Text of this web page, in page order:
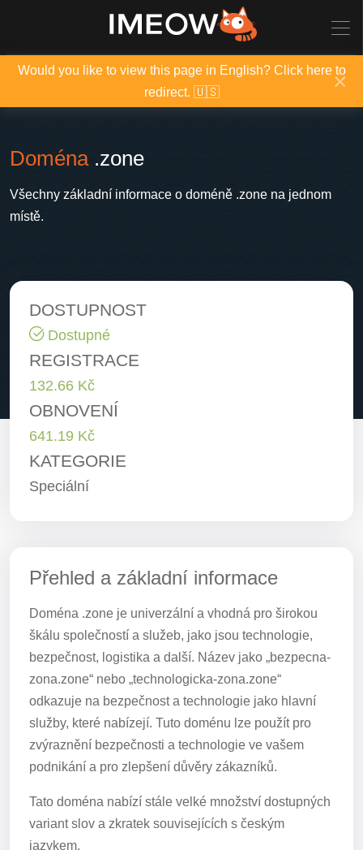
Would you like to view this page in English? Click here to
redirect. 🇺🇸
×
Doména.zone
Všechny základní informace o doméně .zone na jednom
místě.
DOSTUPNOST
Dostupné
REGISTRACE
132.66 Kč
OBNOVENÍ
641.19 Kč
KATEGORIE
Speciální
Přehled a základní informace
Doména .zone je univerzální a vhodná pro širokou
škálu společností a služeb, jako jsou technologie,
bezpečnost, logistika a další. Název jako „bezpecna-
zona.zone“ nebo „technologicka-zona.zone“
odkazuje na bezpečnost a technologie jako hlavní
služby, které nabízejí. Tuto doménu lze použít pro
zvýraznění bezpečnosti a technologie ve vašem
podnikání a pro zlepšení důvěry zákazníků.
Tato doména nabízí stále velké množství dostupných
variant slov a zkratek souvisejících s českým
jazykem.